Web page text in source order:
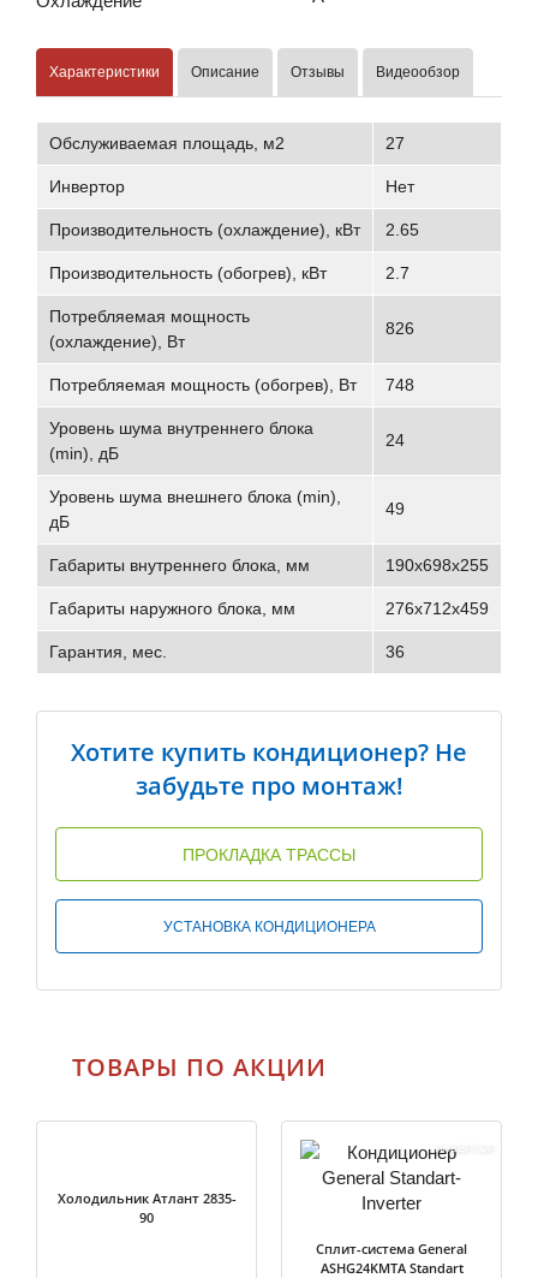
Характеристики Описание Отзывы Видеообзор
Обслуживаемая площадь, м2 27
Инвертор Нет
Производительность (охлаждение), кВт 2.65
Производительность (обогрев), кВт 2.7
Потребляемая мощность
(охлаждение), Вт
826
Потребляемая мощность (обогрев), Вт 748
Уровень шума внутреннего блока
(min), дБ
24
Уровень шума внешнего блока (min),
дБ
49
Габариты внутреннего блока, мм 190х698х255
Габариты наружного блока, мм 276х712х459
Гарантия, мес. 36
Хотите купить кондиционер? Не
забудьте про монтаж!
ПРОКЛАДКА ТРАССЫ
УСТАНОВКА КОНДИЦИОНЕРА
ТОВАРЫ ПО АКЦИИ
Холодильник Атлант 2835-
90
Сплит-система General
ASHG24KMTA Standart
ИНВЕРТОР